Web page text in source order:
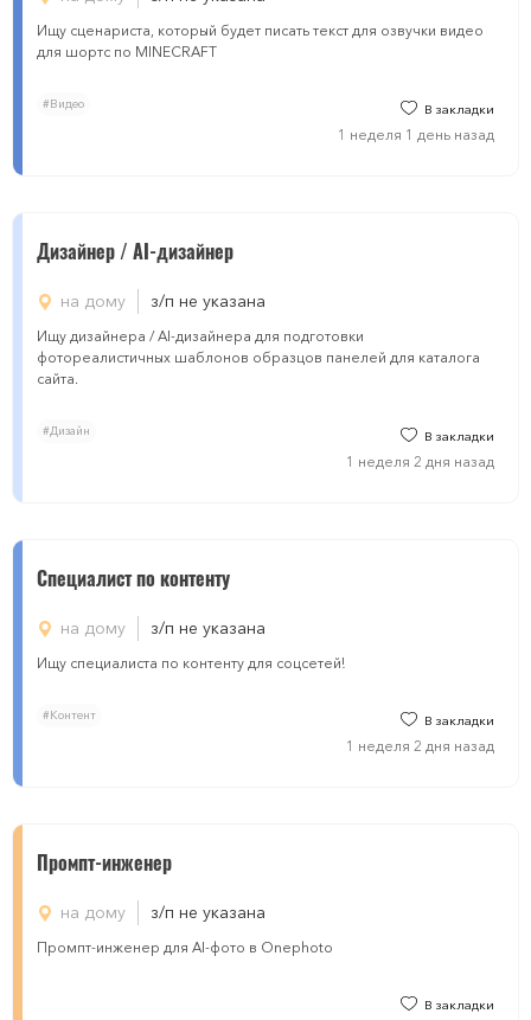
Ищу сценариста, который будет писать текст для озвучки видео
для шортс по MINECRAFT
#Видео В закладки
1 неделя 1 день назад
Дизайнер / AI-дизайнер
на дому з/п не указана
Ищу дизайнера / AI-дизайнера для подготовки
фотореалистичных шаблонов образцов панелей для каталога
сайта.
#Дизайн В закладки
1 неделя 2 дня назад
Специалист по контенту
на дому з/п не указана
Ищу специалиста по контенту для соцсетей!
#Контент В закладки
1 неделя 2 дня назад
Промпт-инженер
на дому з/п не указана
Промпт-инженер для AI-фото в Onephoto
В закладки